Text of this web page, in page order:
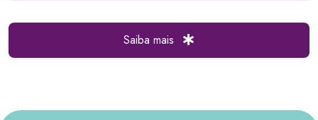
Saiba mais